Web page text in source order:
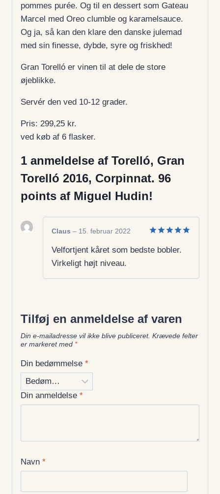
pommes purée. Og til en dessert som Gateau
Marcel med Oreo clumble og karamelsauce.
Og ja, så kan den klare den danske julemad
med sin finesse, dybde, syre og friskhed!
Gran Torelló er vinen til at dele de store
øjeblikke.
Servér den ved 10-12 grader.
Pris: 299,25 kr.
ved køb af 6 flasker.
1 anmeldelse af Torelló, Gran
Torelló 2016, Corpinnat. 96
points af Miguel Hudin!
ud af 5
Claus – 15. februar 2022
Velfortjent kåret som bedste bobler.
Virkeligt højt niveau.
Tilføj en anmeldelse af varen
Din e-mailadresse vil ikke blive publiceret. Krævede felter
er markeret med *
Din bedømmelse *
Din anmeldelse *
Navn *